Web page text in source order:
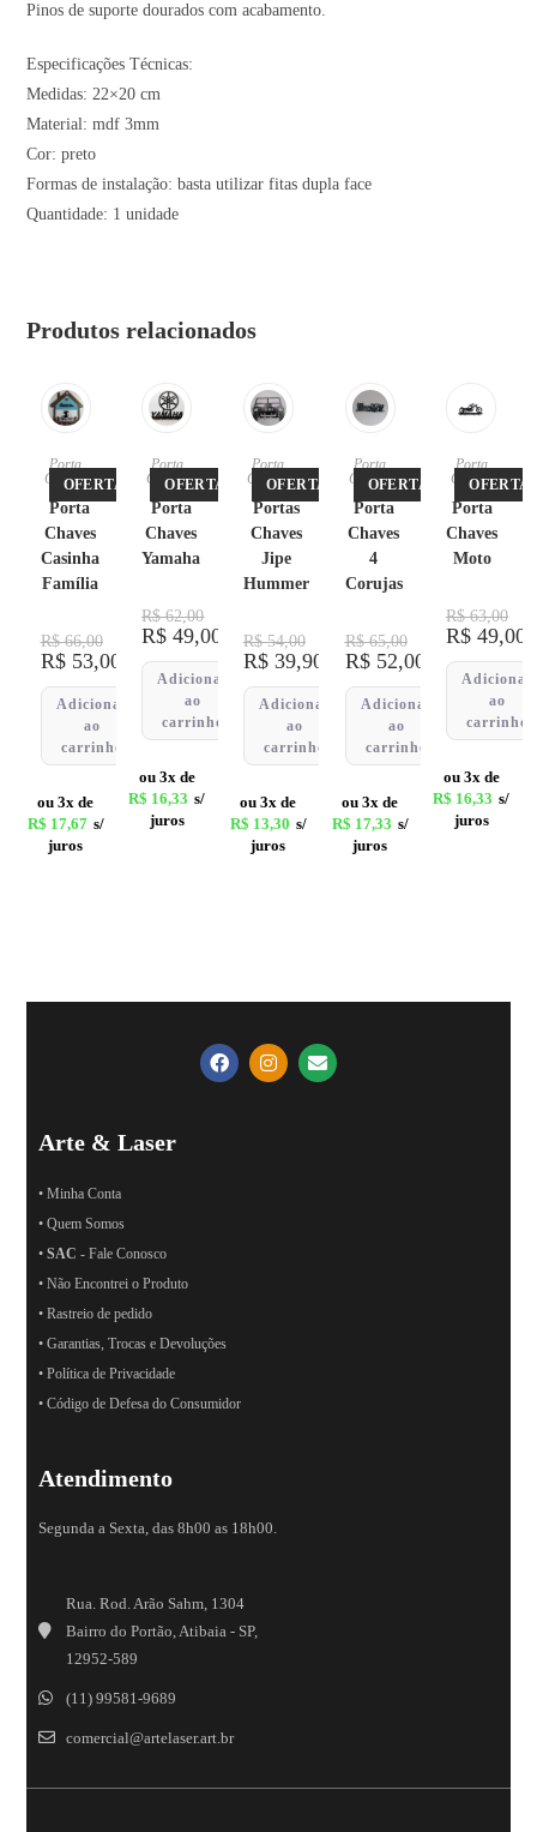
Pinos de suporte dourados com acabamento.
Especificações Técnicas:
Medidas: 22×20 cm
Material: mdf 3mm
Cor: preto
Formas de instalação: basta utilizar fitas dupla face
Quantidade: 1 unidade
Produtos relacionados
OFERTA!
Porta
Chaves
Porta
Chaves
Casinha
Família
R$66,00
R$53,00
Adicionar
ao
carrinho
ou 3x de
R$ 17,67 s/
juros
OFERTA!
Porta
Chaves
Porta
Chaves
Yamaha
R$62,00
R$ 49,00
Adicionar
ao
carrinho
ou 3x de
R$ 16,33 s/
juros
OFERTA!
Porta
Chaves
Portas
Chaves
Jipe
Hummer
R$54,00
R$39,90
Adicionar
ao
carrinho
ou 3x de
R$ 13,30 s/
juros
OFERTA!
Porta
Chaves
Porta
Chaves
4
Corujas
R$65,00
R$52,00
Adicionar
ao
carrinho
ou 3x de
R$ 17,33 s/
juros
OFERTA!
Porta
Chaves
Porta
Chaves
Moto
R$63,00
R$ 49,00
Adicionar
ao
carrinho
ou 3x de
R$ 16,33 s/
juros
Arte & Laser
• Minha Conta
• Quem Somos
•SAC - Fale Conosco
• Não Encontrei o Produto
• Rastreio de pedido
• Garantias, Trocas e Devoluções
• Política de Privacidade
• Código de Defesa do Consumidor
Atendimento
Segunda a Sexta, das 8h00 as 18h00.
Rua. Rod. Arão Sahm, 1304
Bairro do Portão, Atibaia - SP,
12952-589
(11) 99581-9689
comercial@artelaser.art.br